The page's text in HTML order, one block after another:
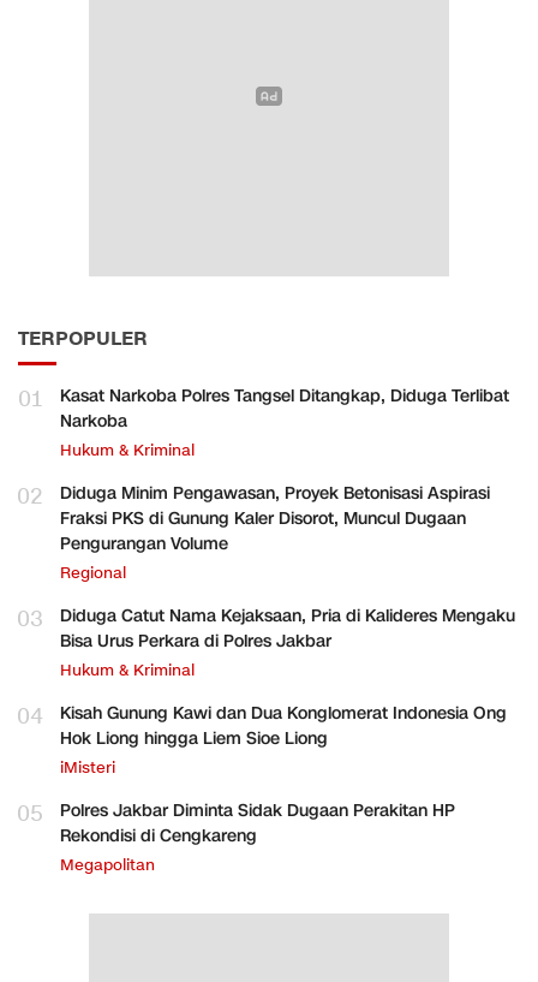
TERPOPULER
01
Kasat Narkoba Polres Tangsel Ditangkap, Diduga Terlibat
Narkoba
Hukum & Kriminal
02
Diduga Minim Pengawasan, Proyek Betonisasi Aspirasi
Fraksi PKS di Gunung Kaler Disorot, Muncul Dugaan
Pengurangan Volume
Regional
03
Diduga Catut Nama Kejaksaan, Pria di Kalideres Mengaku
Bisa Urus Perkara di Polres Jakbar
Hukum & Kriminal
04
Kisah Gunung Kawi dan Dua Konglomerat Indonesia Ong
Hok Liong hingga Liem Sioe Liong
iMisteri
05
Polres Jakbar Diminta Sidak Dugaan Perakitan HP
Rekondisi di Cengkareng
Megapolitan